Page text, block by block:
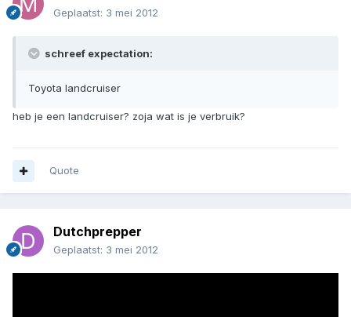
Geplaatst: 3 mei 2012
schreef expectation:
Toyota landcruiser
heb je een landcruiser? zoja wat is je verbruik?
Quote
Dutchprepper
Geplaatst: 3 mei 2012